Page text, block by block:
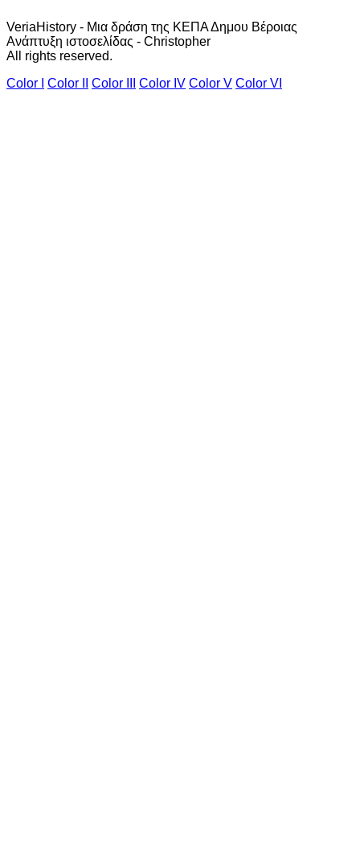
VeriaHistory - Μια δράση της ΚΕΠΑ Δημου Βέροιας
Ανάπτυξη ιστοσελίδας - Christopher
All rights reserved.
Color I
Color II Color III Color IV Color V Color VI